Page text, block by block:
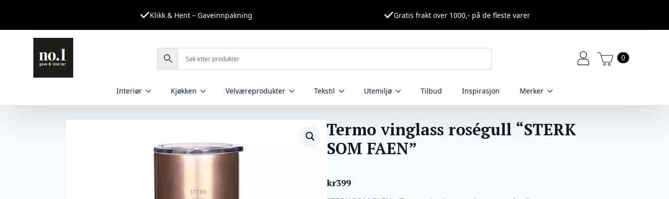
Klikk & Hent – Gaveinnpakning Gratis frakt over 1000,- på de fleste varer
0
Interiør Kjøkken Velværeprodukter Tekstil Utemiljø Tilbud Inspirasjon Merker
Termo vinglass roségull “STERK
SOM FAEN”
kr399